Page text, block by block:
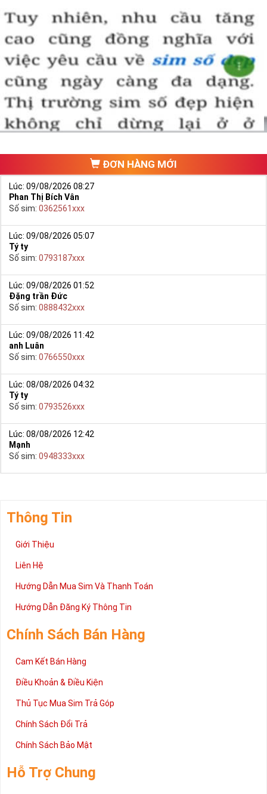
ĐƠN HÀNG MỚI
Lúc: 09/08/2026 08:27
Phan Thị Bích Vân
Số sim: 0362561xxx
Lúc: 09/08/2026 05:07
Tý ty
Số sim: 0793187xxx
Lúc: 09/08/2026 01:52
Đặng trần Đức
Số sim: 0888432xxx
Lúc: 09/08/2026 11:42
anh Luân
Số sim: 0766550xxx
Lúc: 08/08/2026 04:32
Tý ty
Số sim: 0793526xxx
Lúc: 08/08/2026 12:42
Mạnh
Số sim: 0948333xxx
Thông Tin
Giới Thiệu
Liên Hệ
Hướng Dẫn Mua Sim Và Thanh Toán
Hướng Dẫn Đăng Ký Thông Tin
Chính Sách Bán Hàng
Cam Kết Bán Hàng
Điều Khoản & Điều Kiện
Thủ Tục Mua Sim Trả Góp
Chính Sách Đổi Trả
Chính Sách Bảo Mật
Hỗ Trợ Chung